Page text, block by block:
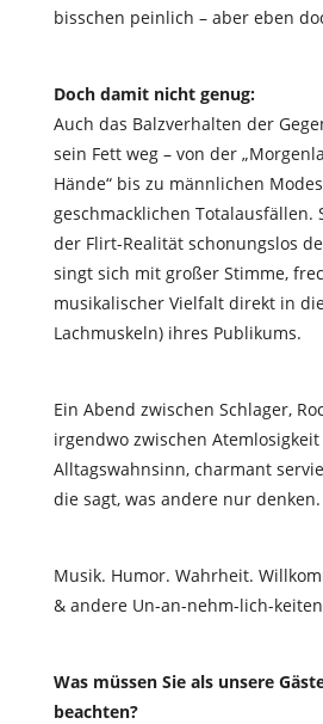
bisschen peinlich – aber eben
Doch damit nicht genug:
Auch das Balzverhalten der
sein Fett weg – von der
Hände“ bis zu männlichen
geschmacklichen Totalausfällen.
der Flirt-Realität schonungslos
singt sich mit großer Stimme,
musikalischer Vielfalt direkt in
Lachmuskeln) ihres Publikums.
Ein Abend zwischen Schlager,
irgendwo zwischen
Alltagswahnsinn, charmant
die sagt, was andere nur denken.
Musik. Humor. Wahrheit.
& andere Un-an-nehm-lich-
Was müssen Sie als unsere
beachten?